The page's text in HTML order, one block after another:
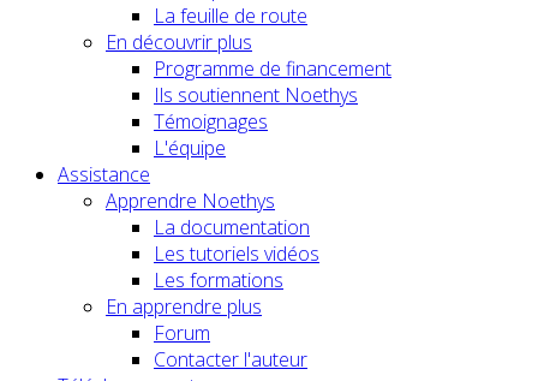
La feuille de route
En découvrir plus
Programme de financement
Ils soutiennent Noethys
Témoignages
L'équipe
Assistance
Apprendre Noethys
La documentation
Les tutoriels vidéos
Les formations
En apprendre plus
Forum
Contacter l'auteur